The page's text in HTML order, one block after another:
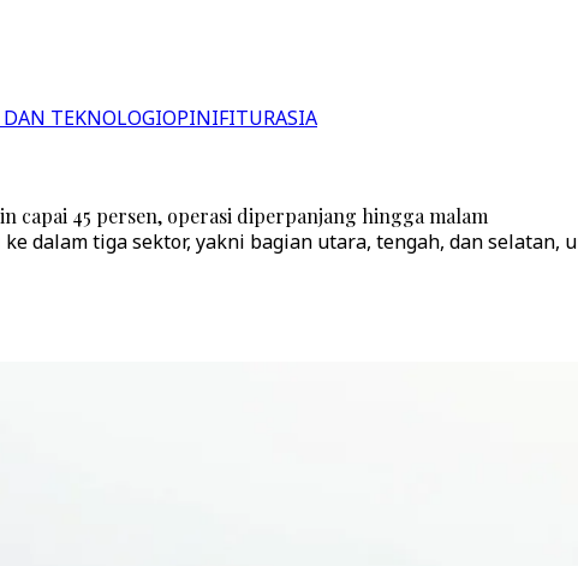
TEKNOLOGIOPINIFITURASIA
capai 45 persen, operasi diperpanjang hingga malam
dalam tiga sektor, yakni bagian utara, tengah, dan